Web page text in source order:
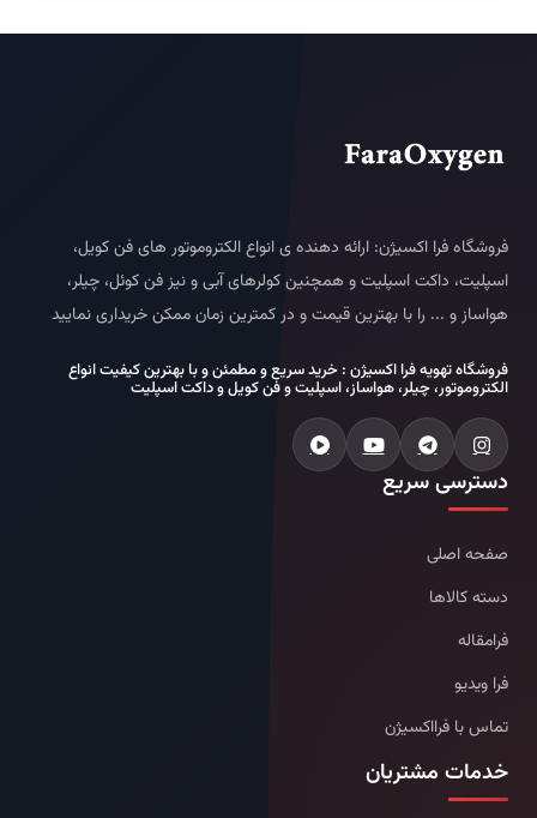
فروشگاه فرا اکسیژن: ارائه دهنده ی انواع الکتروموتور های فن کویل،
اسپلیت، داکت اسپلیت و همچنین کولرهای آبی و نیز فن کوئل، چیلر،
هواساز و ... را با بهترین قیمت و در کمترین زمان ممکن خریداری نمایید
فروشگاه تهویه فرا اکسیژن : خرید سریع و مطمئن و با بهترین کیفیت انواع
الکتروموتور، چیلر، هواساز، اسپلیت و فن کویل و داکت اسپلیت
دسترسی سریع
صفحه اصلی
دسته کالاها
فرامقاله
فرا ویدیو
تماس با فرااکسیژن
خدمات مشتریان